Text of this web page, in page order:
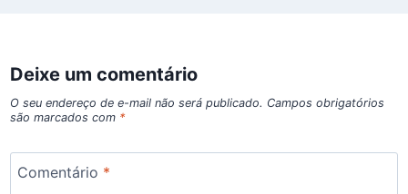
Deixe um comentário
O seu endereço de e-mail não será publicado. Campos obrigatórios
são marcados com *
Comentário *